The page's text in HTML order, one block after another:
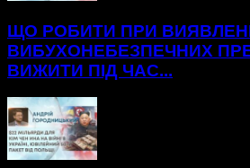
ЩО РОБИТИ ПРИ
ВИБУХОНЕБЕЗПЕЧНИХ
ВИЖИТИ ПІД ЧАС...